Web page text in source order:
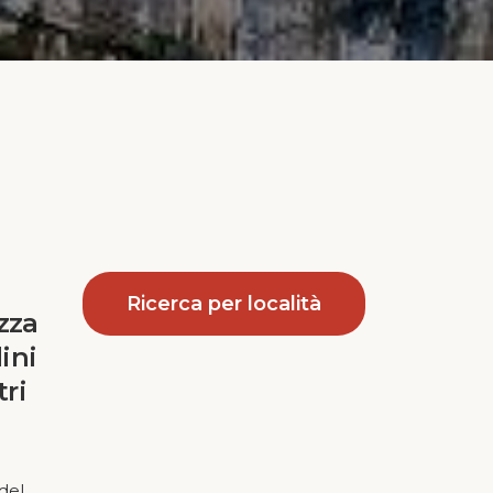
Ricerca per località